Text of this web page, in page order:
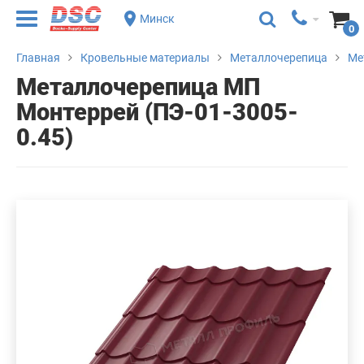
Минск
0
Главная Кровельные материалы Металлочерепица
Металлочерепица МП
Монтеррей (ПЭ-01-3005-
0.45)